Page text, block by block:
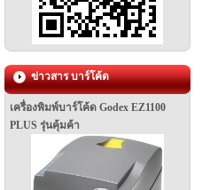
ข่าวสาร บาร์โค้ด
เครื่องพิมพ์บาร์โค้ด Godex EZ1100
PLUS รุ่นคุ้มค้า